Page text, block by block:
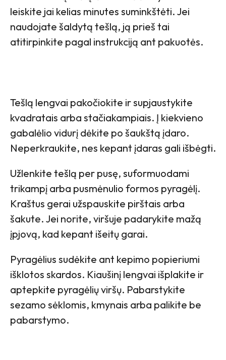
leiskite jai kelias minutes suminkštėti. Jei
naudojate šaldytą tešlą, ją prieš tai
atitirpinkite pagal instrukciją ant pakuotės.
Tešlą lengvai pakočiokite ir supjaustykite
kvadratais arba stačiakampiais. Į kiekvieno
gabalėlio vidurį dėkite po šaukštą įdaro.
Neperkraukite, nes kepant įdaras gali išbėgti.
Užlenkite tešlą per pusę, suformuodami
trikampį arba pusmėnulio formos pyragėlį.
Kraštus gerai užspauskite pirštais arba
šakute. Jei norite, viršuje padarykite mažą
įpjovą, kad kepant išeitų garai.
Pyragėlius sudėkite ant kepimo popieriumi
išklotos skardos. Kiaušinį lengvai išplakite ir
aptepkite pyragėlių viršų. Pabarstykite
sezamo sėklomis, kmynais arba palikite be
pabarstymo.